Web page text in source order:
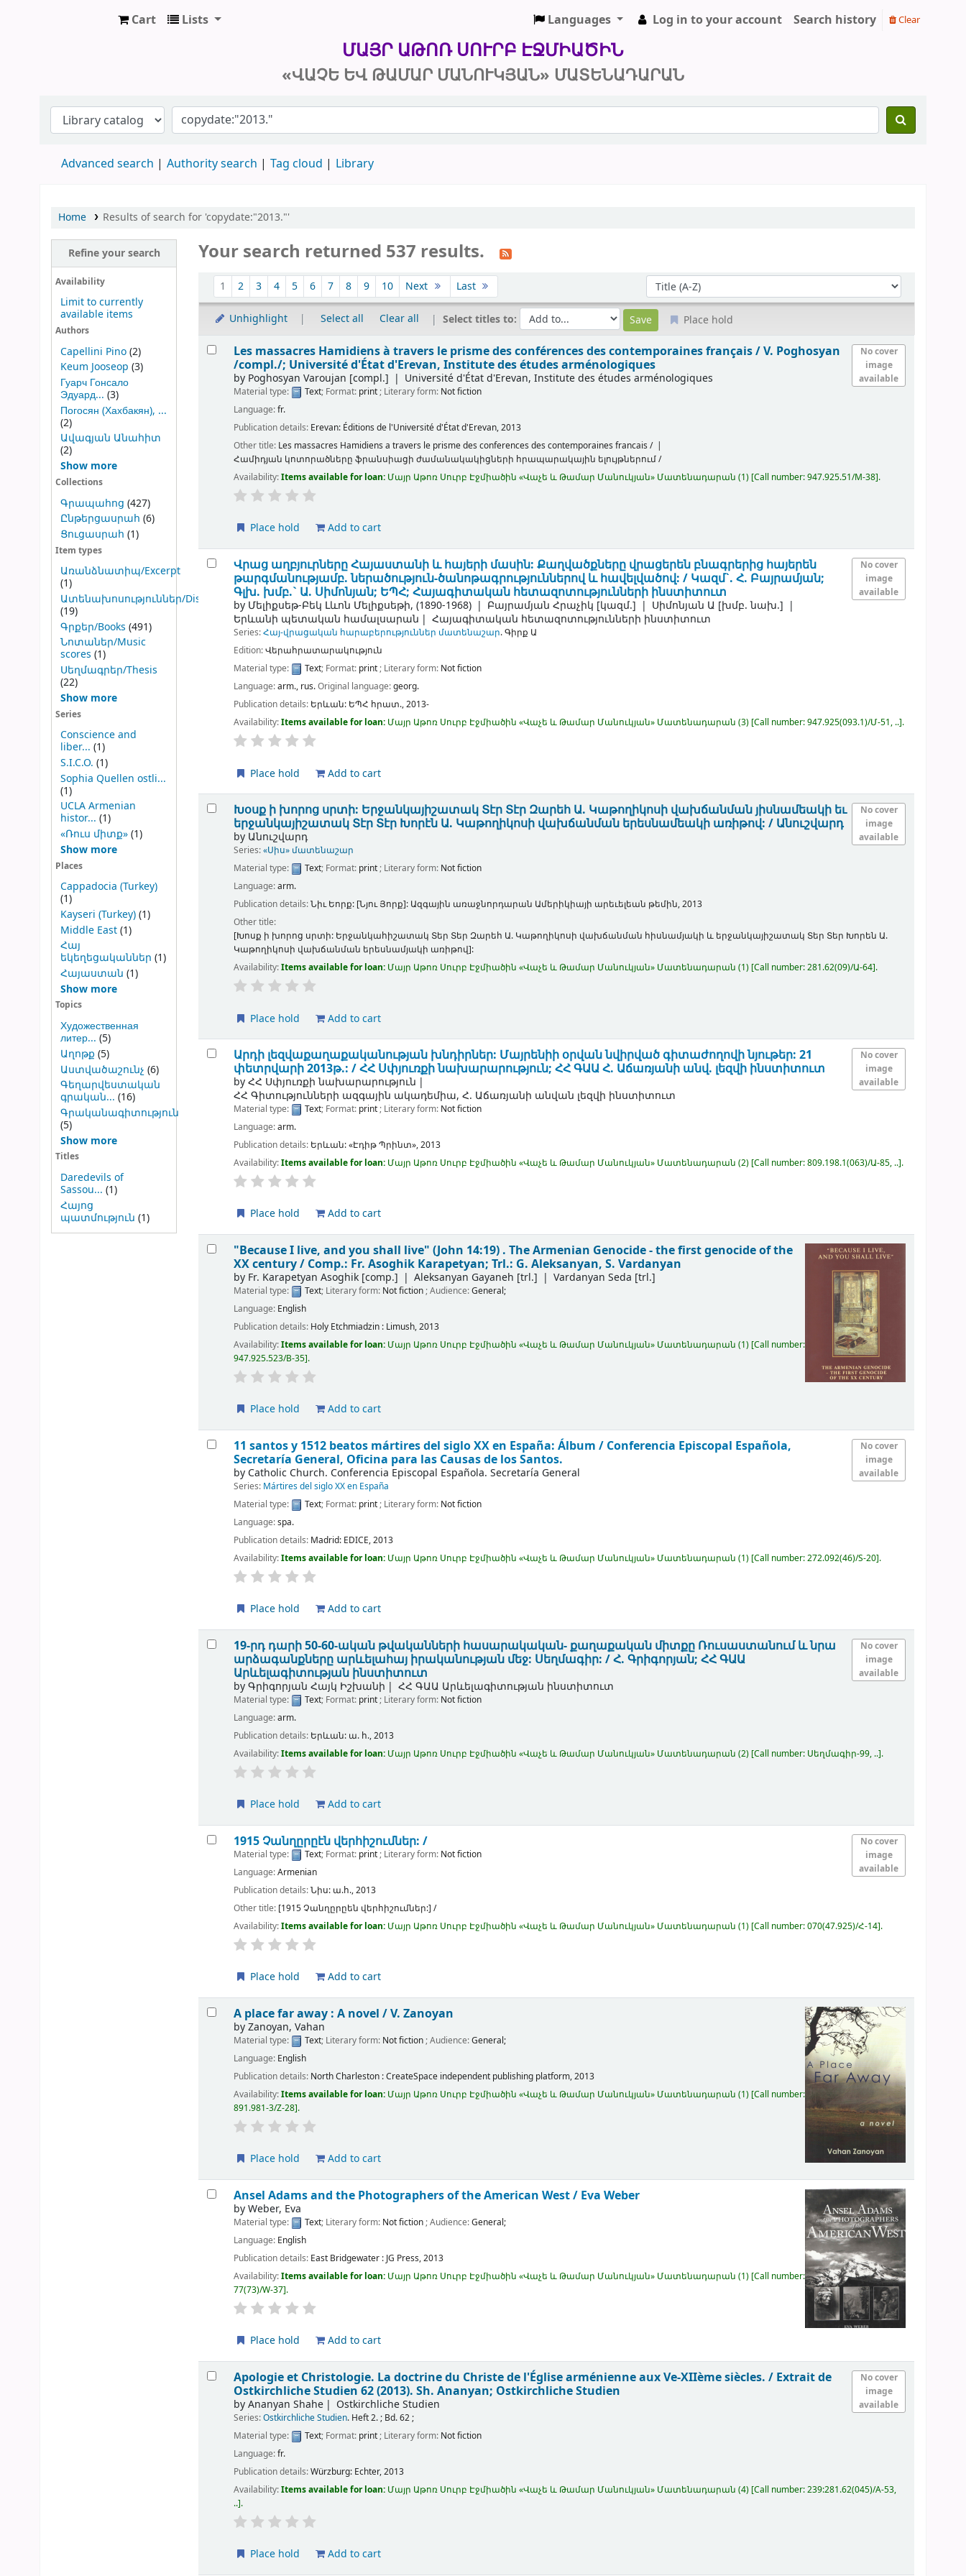
Մայր Աթոռ Սուրբ Էջմիածին «Վաչե և Թամար Մանուկյան» Մատենադարան
Cart Lists Languages Log in to your account Search history Clear
ՄԱՅՐ ԱԹՈՌ ՍՈՒՐԲ ԷՋՄԻԱԾԻՆ
«ՎԱՉԵ ԵՎ ԹԱՄԱՐ ՄԱՆՈՒԿՅԱՆ» ՄԱՏԵՆԱԴԱՐԱՆ
Advanced search Authority search Tag cloud Library
Home Results of search for 'copydate:"2013."'
Refine your search
Availability
Limit to currently
available items
Authors
Capellini Pino(2)
Keum Jooseop (3)
Гуарч Гонсало
Эдуард... (3)
Погосян (Хахбакян), ...
(2)
Ավագյան Անահիտ
(2)
Show more
Collections
Գրապահոց (427)
Ընթերցասրահ (6)
Ցուցասրահ (1)
Item types
Առանձնատիպ/Excerpt
(1)
Ատենախոսություններ/Dissertations
(19)
Գրքեր/Books (491)
Նոտաներ/Music
scores (1)
Սեղմագրեր/Thesis
(22)
Show more
Series
Conscience and
liber... (1)
S.I.C.O. (1)
Sophia Quellen ostli...
(1)
UCLA Armenian
histor... (1)
«Ռուս միտք»(1)
Show more
Places
Cappadocia (Turkey)
(1)
Kayseri (Turkey)(1)
Middle East(1)
Հայ
եկեղեցականներ (1)
Հայաստան (1)
Show more
Topics
Художественная
литер... (5)
Աղոթք (5)
Աստվածաշունչ (6)
Գեղարվեստական
գրական... (16)
Գրականագիտություն
(5)
Show more
Titles
Daredevils of
Sassou... (1)
Հայոց
պատմություն (1)
Your search returned 537 results.
Sort
1 2 3 4 5 6 7 8 9 10 Next Last Sort by:
Unhighlight Select all Clear all Select titles to: Place hold
Results
No cover
image
available
Les massacres Hamidiens à travers le prisme des conférences des contemporaines français /V. Poghosyan
/compl./; Université d'État d'Erevan, Institute des études arménologiques
by Poghosyan Varoujan [compl.] Université d'État d'Erevan, Institute des études arménologiques
Material type: Text; Format: print; Literary form: Not fiction
Language:fr.
Publication details: Erevan: Éditions de l'Université d'État d'Erevan,2013
Other title: Les massacres Hamidiens a travers le prisme des conferences des contemporaines francais /
Համիդյան կոտորածները ֆրանսիացի ժամանակակիցների հրապարակային ելույթներում /
Availability:Items available for loan: Մայր Աթոռ Սուրբ Էջմիածին «Վաչե և Թամար Մանուկյան» Մատենադարան (1) Call number:947.925.51/M-38 .
Place hold Add to cart
No cover
image
available
Վրաց աղբյուրները Հայաստանի և հայերի մասին: Քաղվածքները վրացերեն բնագրերից հայերեն
թարգմանությամբ. ներածություն-ծանոթագրություններով և հավելվածով: / Կազմ`. Հ. Բայրամյան;
Գլխ. խմբ.` Ա. Սիմոնյան; ԵՊՀ; Հայագիտական հետազոտությունների ինստիտուտ
by Մելիքսեթ-Բեկ Լևոն Մելիքսեթի, (1890-1968) Բայրամյան Հրաչիկ [կազմ.] Սիմոնյան Ա [խմբ. նախ.]
Երևանի պետական համալսարան
Հայագիտական հետազոտությունների ինստիտուտ
Series:Հայ-վրացական հարաբերություններ մատենաշար. Գիրք Ա
Edition:Վերահրատարակություն
Material type:
Text; Format: print; Literary form: Not fiction
Language:arm., rus.Original language:georg.
Publication details: Երևան: ԵՊՀ հրատ.,2013-
Availability:Items available for loan: Մայր Աթոռ Սուրբ Էջմիածին «Վաչե և Թամար Մանուկյան» Մատենադարան (3) Call number:947.925(093.1)/Մ-51, .. .
Place hold Add to cart
No cover
image
available
Խօսք ի խորոց սրտի: Երջանկայիշատակ Տէր Տէր Զարեհ Ա. Կաթողիկոսի վախճանման յիսնամեակի եւ
երջանկայիշատակ Տէր Տէր Խորէն Ա. Կաթողիկոսի վախճանման երեսնամեակի առիթով: / Անուշվարդ
by Անուշվարդ
Series:«Սիս» մատենաշար
Material type:
Text; Format: print; Literary form: Not fiction
Language:arm.
Publication details:Նիւ Եորք: [Նյու Յորք]: Ազգային առաջնորդարան Ամերիկիայի արեւելեան թեմին,2013
Other title:
[Խոսք ի խորոց սրտի: Երջանկահիշատակ Տեր Տեր Զարեհ Ա. Կաթողիկոսի վախճանման հիսնամյակի և երջանկայիշատակ Տեր Տեր Խորեն Ա.
Կաթողիկոսի վախճանման երեսնամյակի առիթով]:
Availability:Items available for loan: Մայր Աթոռ Սուրբ Էջմիածին «Վաչե և Թամար Մանուկյան» Մատենադարան (1) Call number:281.62(09)/Ա-64 .
Place hold Add to cart
No cover
image
available
Արդի լեզվաքաղաքականության խնդիրներ: Մայրենիի օրվան նվիրված գիտաժողովի նյութեր: 21
փետրվարի 2013թ.: /ՀՀ Սփյուռքի նախարարություն; ՀՀ ԳԱԱ Հ. Աճառյանի անվ. լեզվի ինստիտուտ
byՀՀ Սփյուռքի նախարարություն
ՀՀ Գիտությունների ազգային ակադեմիա, Հ. Աճառյանի անվան լեզվի ինստիտուտ
Material type: Text; Format: print; Literary form: Not fiction
Language:arm.
Publication details: Երևան:«Էդիթ Պրինտ»,2013
Availability:Items available for loan: Մայր Աթոռ Սուրբ Էջմիածին «Վաչե և Թամար Մանուկյան» Մատենադարան (2) Call number:809.198.1(063)/Ա-85, .. .
Place hold Add to cart
"Because I live, and you shall live" (John 14:19) . The Armenian Genocide - the first genocide of the
XX century / Comp.: Fr. Asoghik Karapetyan; Trl.: G. Aleksanyan, S. Vardanyan
by Fr. Karapetyan Asoghik [comp.] Aleksanyan Gayaneh [trl.] Vardanyan Seda [trl.]
Material type: Text; Literary form: Not fiction; Audience:General;
Language: English
Publication details: Holy Etchmiadzin : Limush,2013
Availability:Items available for loan: Մայր Աթոռ Սուրբ Էջմիածին «Վաչե և Թամար Մանուկյան» Մատենադարան (1) Call number:
947.925.523/B-35 .
Place hold Add to cart
No cover
image
available
11 santos y 1512 beatos mártires del siglo XX en España: Álbum / Conferencia Episcopal Española,
Secretaría General, Oficina para las Causas de los Santos.
by Catholic Church. Conferencia Episcopal Española. Secretaría General
Series: Mártires del siglo XX en España
Material type:
Text; Format: print; Literary form: Not fiction
Language:spa.
Publication details: Madrid: EDICE,2013
Availability:Items available for loan: Մայր Աթոռ Սուրբ Էջմիածին «Վաչե և Թամար Մանուկյան» Մատենադարան (1) Call number:272.092(46)/S-20 .
Place hold Add to cart
No cover
image
available
19-րդ դարի 50-60-ական թվականների հասարակական- քաղաքական միտքը Ռուսաստանում և նրա
արձագանքները արևելահայ իրականության մեջ: Սեղմագիր: /Հ. Գրիգորյան; ՀՀ ԳԱԱ
Արևելագիտության ինստիտուտ
byԳրիգորյան Հայկ Իշխանի ՀՀ ԳԱԱ Արևելագիտության ինստիտուտ
Material type: Text; Format: print; Literary form: Not fiction
Language:arm.
Publication details: Երևան: ա. հ.,2013
Availability:Items available for loan: Մայր Աթոռ Սուրբ Էջմիածին «Վաչե և Թամար Մանուկյան» Մատենադարան (2) Call number: Սեղմագիր-99, .. .
Place hold Add to cart
No cover
image
available
1915 Չանղըրըէն վերհիշումներ: /
Material type: Text; Format: print; Literary form: Not fiction
Language:Armenian
Publication details:Նիս: ա.հ.,2013
Other title: [1915 Չանղըրըեն վերհիշումներ:] /
Availability:Items available for loan: Մայր Աթոռ Սուրբ Էջմիածին «Վաչե և Թամար Մանուկյան» Մատենադարան (1) Call number:070(47.925)/Հ-14 .
Place hold Add to cart
A place far away : A novel /V. Zanoyan
byZanoyan, Vahan
Material type: Text; Literary form: Not fiction; Audience:General;
Language: English
Publication details: North Charleston :CreateSpace independent publishing platform,2013
Availability:Items available for loan: Մայր Աթոռ Սուրբ Էջմիածին «Վաչե և Թամար Մանուկյան» Մատենադարան (1) Call number:
891.981-3/Z-28 .
Place hold Add to cart
Ansel Adams and the Photographers of the American West / Eva Weber
byWeber, Eva
Material type: Text; Literary form: Not fiction; Audience:General;
Language: English
Publication details: East Bridgewater : JG Press,2013
Availability:Items available for loan: Մայր Աթոռ Սուրբ Էջմիածին «Վաչե և Թամար Մանուկյան» Մատենադարան (1) Call number:
77(73)/W-37 .
Place hold Add to cart
No cover
image
available
Apologie et Christologie. La doctrine du Christe de l'Église arménienne aux Ve-XIIème siècles. / Extrait de
Ostkirchliche Studien 62 (2013).Sh. Ananyan; Ostkirchliche Studien
byAnanyan Shahe Ostkirchliche Studien
Series:Ostkirchliche Studien. Heft 2. ; Bd. 62 ;
Material type:
Text; Format: print; Literary form: Not fiction
Language:fr.
Publication details:Würzburg: Echter,2013
Availability:Items available for loan: Մայր Աթոռ Սուրբ Էջմիածին «Վաչե և Թամար Մանուկյան» Մատենադարան (4) Call number:239:281.62(045)/A-53,
.. .
Place hold Add to cart